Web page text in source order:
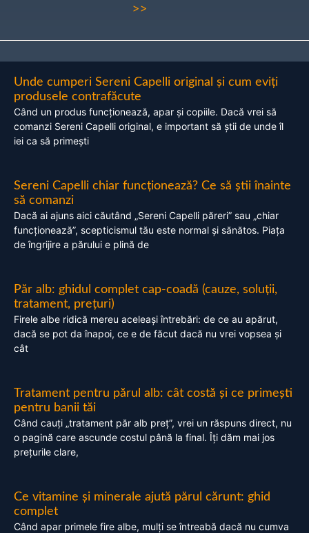
>>
Unde cumperi Sereni Capelli original și cum eviți
produsele contrafăcute
Când un produs funcționează, apar și copiile. Dacă vrei să
comanzi Sereni Capelli original, e important să știi de unde îl
iei ca să primești
Sereni Capelli chiar funcționează? Ce să știi înainte
să comanzi
Dacă ai ajuns aici căutând „Sereni Capelli păreri” sau „chiar
funcționează”, scepticismul tău este normal și sănătos. Piața
de îngrijire a părului e plină de
Păr alb: ghidul complet cap-coadă (cauze, soluții,
tratament, prețuri)
Firele albe ridică mereu aceleași întrebări: de ce au apărut,
dacă se pot da înapoi, ce e de făcut dacă nu vrei vopsea și
cât
Tratament pentru părul alb: cât costă și ce primești
pentru banii tăi
Când cauți „tratament păr alb preț”, vrei un răspuns direct, nu
o pagină care ascunde costul până la final. Îți dăm mai jos
prețurile clare,
Ce vitamine și minerale ajută părul cărunt: ghid
complet
Când apar primele fire albe, mulți se întreabă dacă nu cumva